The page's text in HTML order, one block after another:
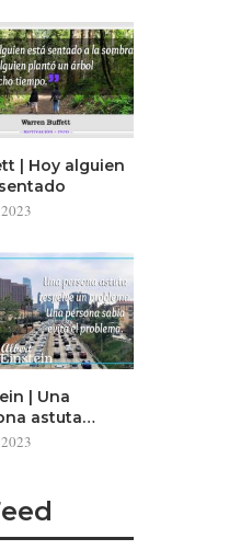
| Hoy alguien
| Una
astuta…